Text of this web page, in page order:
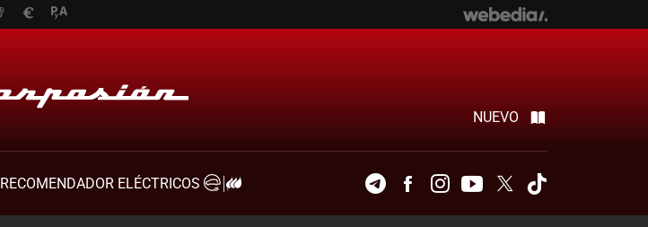
NUEVO
RECOMENDADOR ELÉCTRICOS
TelegramFacebookInstagramYoutubeTwitter